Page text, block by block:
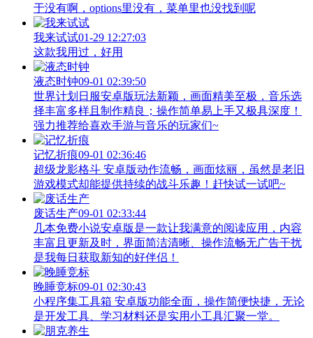
于没有啊，options里没有，菜单里也没找到呢
我来试试01-29 12:27:03
这款我用过，好用
液态时钟09-01 02:39:50
世界计划日服安卓版玩法新颖，画面精美至极，音乐选
择丰富多样且制作精良；操作简单易上手又极具深度！
强力推荐给喜欢手游与音乐的玩家们~
记忆折痕09-01 02:36:46
超级龙影格斗 安卓版动作流畅，画面炫丽，虽然是老旧
游戏模式却能提供持续的战斗乐趣！赶快试一试吧~
废话生产09-01 02:33:44
几本免费小说安卓版是一款让我满意的阅读应用，内容
丰富且更新及时，界面简洁清晰、操作流畅无广告干扰
是我每日获取新知的好伴侣！
晚睡竞标09-01 02:30:43
小程序集工具箱 安卓版功能全面，操作简便快捷，无论
是开发工具、学习材料还是实用小工具汇聚一堂。